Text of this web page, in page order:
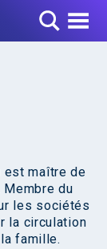
Toggle Menu
est maître de
du
les sociétés
la circulation
famille.